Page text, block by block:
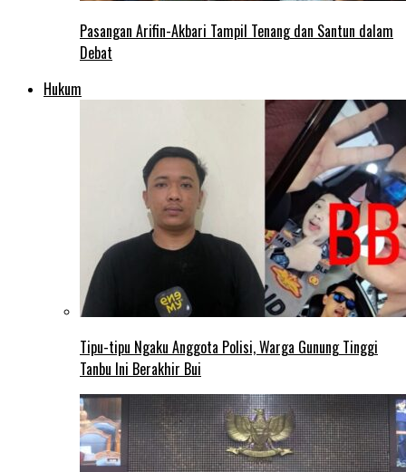
Pasangan Arifin-Akbari Tampil Tenang dan Santun dalam
Debat
Hukum
Tipu-tipu Ngaku Anggota Polisi, Warga Gunung Tinggi
Tanbu Ini Berakhir Bui